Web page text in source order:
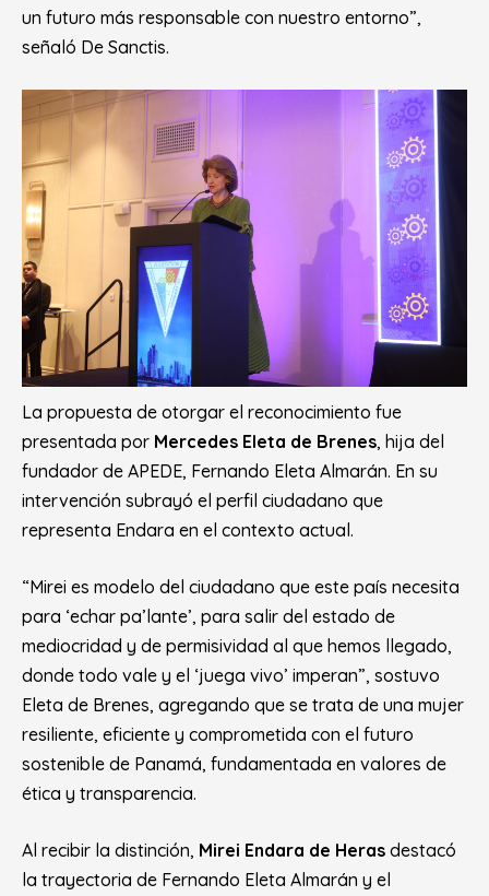
un futuro más responsable con nuestro entorno”,
señaló De Sanctis.
La propuesta de otorgar el reconocimiento fue
presentada por Mercedes Eleta de Brenes, hija del
fundador de APEDE, Fernando Eleta Almarán. En su
intervención subrayó el perfil ciudadano que
representa Endara en el contexto actual.
“Mirei es modelo del ciudadano que este país necesita
para ‘echar pa’lante’, para salir del estado de
mediocridad y de permisividad al que hemos llegado,
donde todo vale y el ‘juega vivo’ imperan”, sostuvo
Eleta de Brenes, agregando que se trata de una mujer
resiliente, eficiente y comprometida con el futuro
sostenible de Panamá, fundamentada en valores de
ética y transparencia.
Al recibir la distinción, Mirei Endara de Heras destacó
la trayectoria de Fernando Eleta Almarán y el